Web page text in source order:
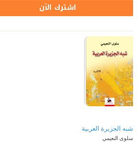
اشترك الآن
شبه الجزيرة العربية
سلوى النعيمي